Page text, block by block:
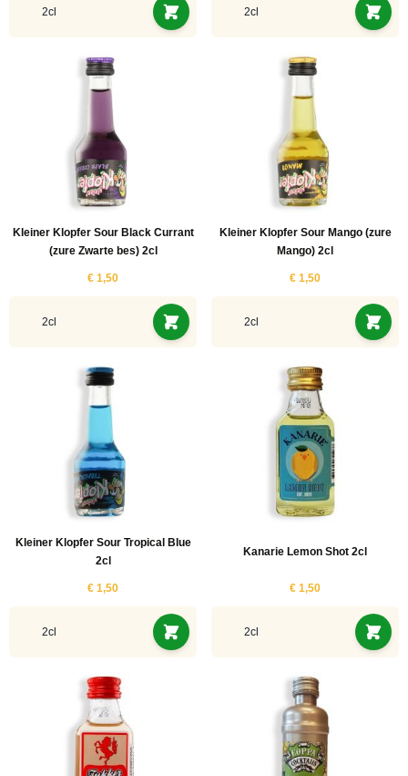
2cl 2cl
Kleiner Klopfer Sour Black Currant
(zure Zwarte bes) 2cl
€ 1,50
2cl
Kleiner Klopfer Sour Mango (zure
Mango) 2cl
€ 1,50
2cl
Kleiner Klopfer Sour Tropical Blue
2cl
€ 1,50
2cl
Kanarie Lemon Shot 2cl
€ 1,50
2cl